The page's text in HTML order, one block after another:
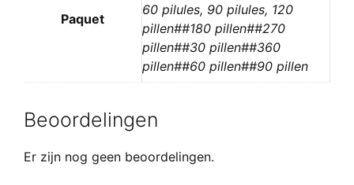
Paquet
60 pilules, 90 pilules, 120
pillen##180 pillen##270
pillen##30 pillen##360
pillen##60 pillen##90 pillen
Beoordelingen
Er zijn nog geen beoordelingen.